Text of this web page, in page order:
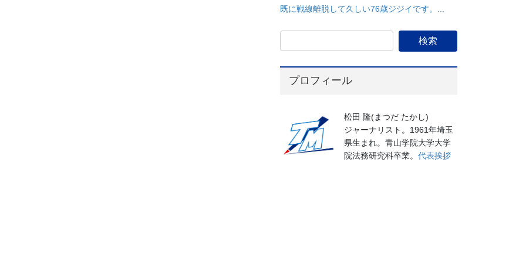
既に戦線離脱して久しい76歳ジジイです。...
プロフィール
松田 隆(まつだ たかし)
ジャーナリスト。1961年埼玉
県生まれ。青山学院大学大学
院法務研究科卒業。代表挨拶